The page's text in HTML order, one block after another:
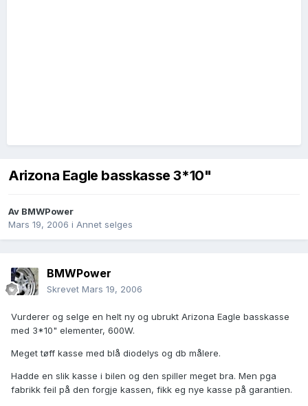
Arizona Eagle basskasse 3*10"
Av BMWPower
Mars 19, 2006 i Annet selges
BMWPower
Skrevet Mars 19, 2006
Vurderer og selge en helt ny og ubrukt Arizona Eagle basskasse
med 3*10" elementer, 600W.
Meget tøff kasse med blå diodelys og db målere.
Hadde en slik kasse i bilen og den spiller meget bra. Men pga
fabrikk feil på den forgje kassen, fikk eg nye kasse på garantien.